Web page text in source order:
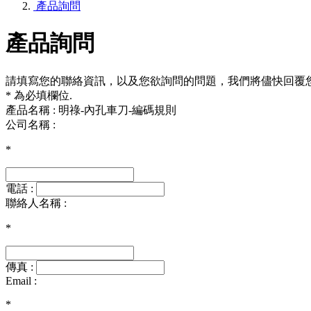
產品詢問
產品詢問
請填寫您的聯絡資訊，以及您欲詢問的問題，我們將儘快回覆
* 為必填欄位.
產品名稱 : 明祿-內孔車刀-編碼規則
公司名稱 :
*
電話 :
聯絡人名稱 :
*
傳真 :
Email :
*